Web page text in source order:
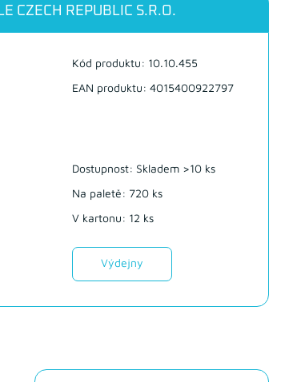
CZECH REPUBLIC S.R.O.
Kód produktu: 10.10.455
EAN produktu: 4015400922797
Dostupnost: Skladem >10 ks
Na paletě: 720 ks
V kartonu: 12 ks
Výdejny